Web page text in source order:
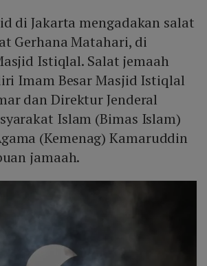
di Jakarta mengadakan salat
Gerhana Matahari, di
Istiqlal. Salat jemaah
Imam Besar Masjid Istiqlal
dan Direktur Jenderal
Islam (Bimas Islam)
(Kemenag) Kamaruddin
jamaah.